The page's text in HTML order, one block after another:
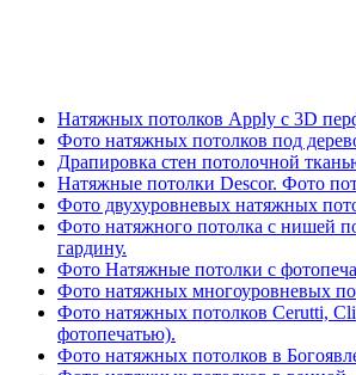
Натяжных потолков Apply с 3D
Фото натяжных потолков под
Драпировка стен потолочной
Натяжные потолки Descor. Фото
Фото двухуровневых натяжных
Фото натяжного потолка с нишей
гардину.
Фото Натяжные потолки с
Фото натяжных многоуровневых
Фото натяжных потолков Cerutti,
фотопечатью).
Фото натяжных потолков в